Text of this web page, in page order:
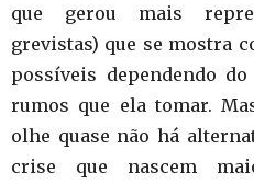
que gerou mais
grevistas) que se mostra
possíveis dependendo
rumos que ela tomar.
olhe quase não há
crise que nascem